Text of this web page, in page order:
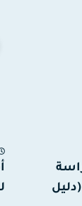
وزيادة الإنتاجية لسنة 2026 (دليل